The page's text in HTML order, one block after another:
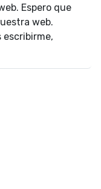
Espero que
web.
escribirme,